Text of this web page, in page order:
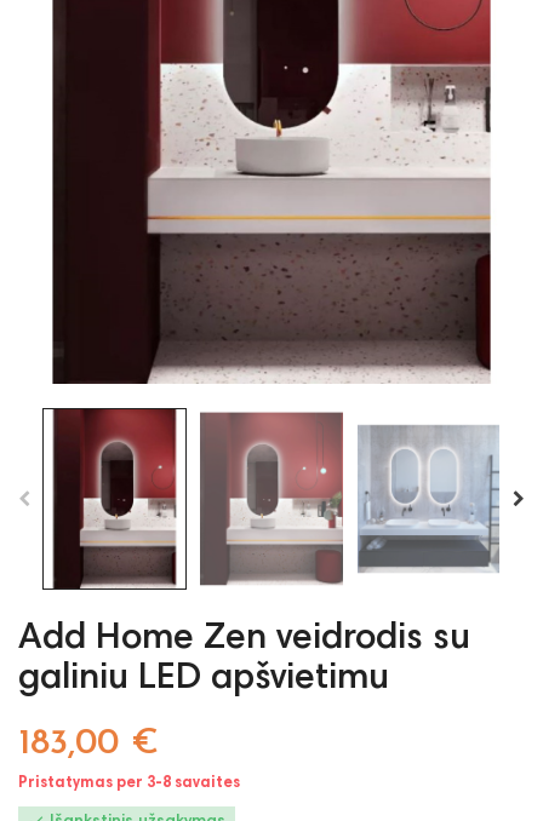
Add Home Zen veidrodis su
galiniu LED apšvietimu
183,00 €
Pristatymas per 3-8 savaites